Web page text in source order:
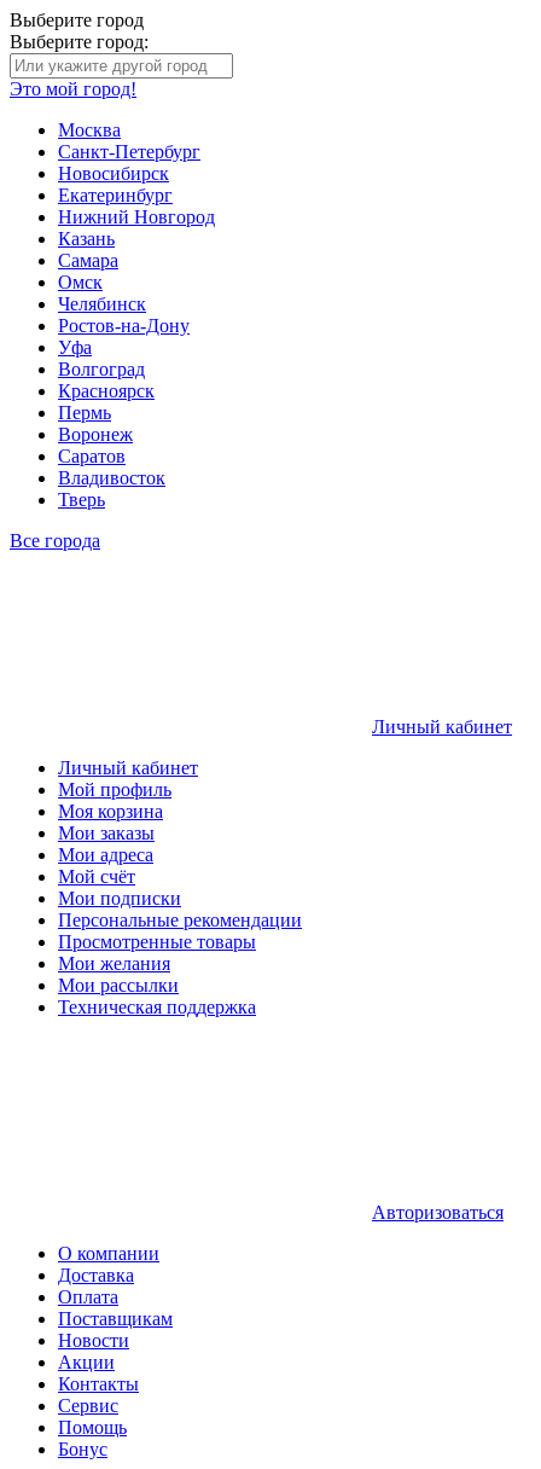
Выберите город
Выберите город:
Это мой город!
Москва
Санкт-Петербург
Новосибирск
Екатеринбург
Нижний Новгород
Казань
Самара
Омск
Челябинск
Ростов-на-Дону
Уфа
Волгоград
Красноярск
Пермь
Воронеж
Саратов
Владивосток
Тверь
Все города
Личный кабинет
Личный кабинет
Мой профиль
Моя корзина
Мои заказы
Мои адреса
Мой счёт
Мои подписки
Персональные рекомендации
Просмотренные товары
Мои желания
Мои рассылки
Техническая поддержка
Авторизоваться
О компании
Доставка
Оплата
Поставщикам
Новости
Акции
Контакты
Сервис
Помощь
Бонус